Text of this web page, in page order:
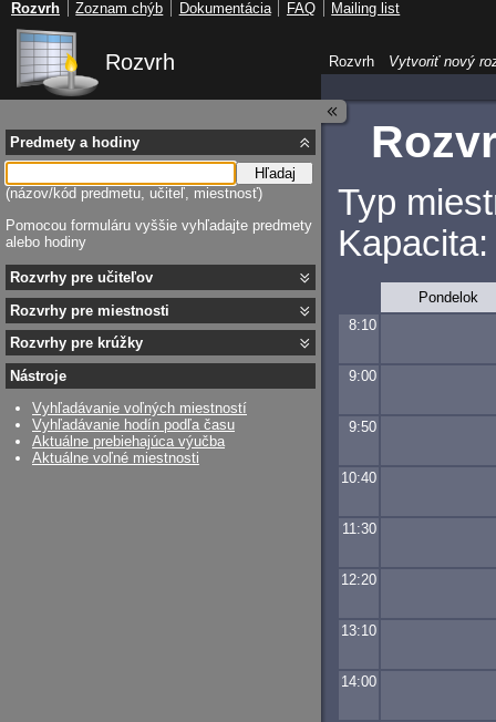
Rozvrh
Typ
Pondelok
8:10
9:00
9:50
10:40
11:30
12:20
13:10
14:00
Predmety a hodiny
Hľadaj
(názov/kód predmetu, učiteľ, miestnosť)
Pomocou formuláru vyššie vyhľadajte predmety
alebo hodiny
Rozvrhy pre učiteľov
Rozvrhy pre miestnosti
Rozvrhy pre krúžky
Nástroje
Vyhľadávanie voľných miestností
Vyhľadávanie hodín podľa času
Aktuálne prebiehajúca výučba
Aktuálne voľné miestnosti
Rozvrh Vytvoriť nový
Rozvrh Zoznam chýb Dokumentácia FAQ Mailing list